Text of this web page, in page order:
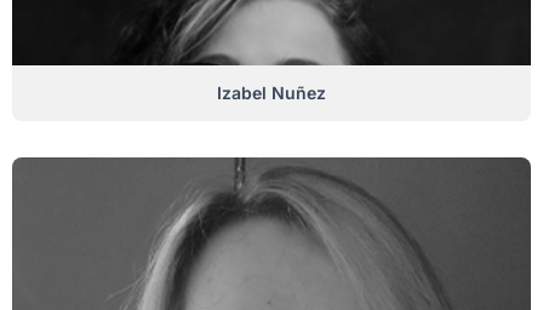
Izabel Nuñez